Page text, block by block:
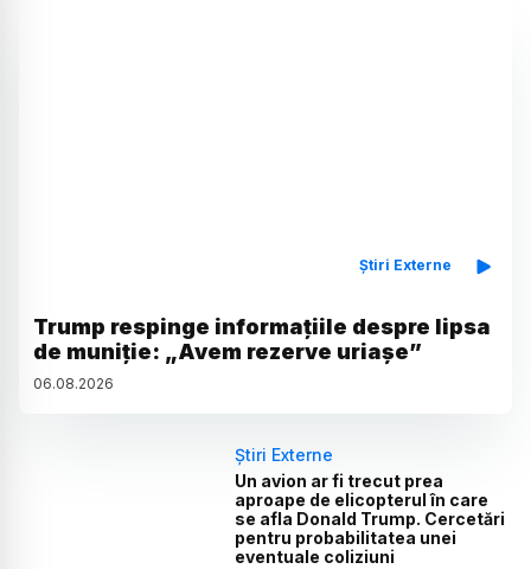
Știri Externe
Trump respinge informațiile despre lipsa
de muniție: „Avem rezerve uriașe”
06.08.2026
Știri Externe
Un avion ar fi trecut prea
aproape de elicopterul în care
se afla Donald Trump. Cercetări
pentru probabilitatea unei
eventuale coliziuni